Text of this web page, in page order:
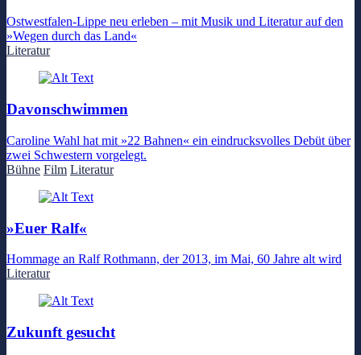
Ostwestfalen-Lippe neu erleben – mit Musik und Literatur auf den
»Wegen durch das Land«
Literatur
Davonschwimmen
Caroline Wahl hat mit »22 Bahnen« ein eindrucksvolles Debüt über
zwei Schwestern vorgelegt.
Bühne Film Literatur
»Euer Ralf«
Hommage an Ralf Rothmann, der 2013, im Mai, 60 Jahre alt wird
Literatur
Zukunft gesucht